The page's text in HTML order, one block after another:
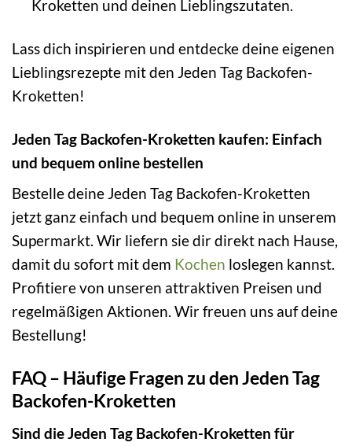
Kroketten und deinen Lieblingszutaten.
Lass dich inspirieren und entdecke deine eigenen
Lieblingsrezepte mit den Jeden Tag Backofen-
Kroketten!
Jeden Tag Backofen-Kroketten kaufen: Einfach
und bequem online bestellen
Bestelle deine Jeden Tag Backofen-Kroketten
jetzt ganz einfach und bequem online in unserem
Supermarkt. Wir liefern sie dir direkt nach Hause,
damit du sofort mit dem Kochen loslegen kannst.
Profitiere von unseren attraktiven Preisen und
regelmäßigen Aktionen. Wir freuen uns auf deine
Bestellung!
FAQ – Häufige Fragen zu den Jeden Tag
Backofen-Kroketten
Sind die Jeden Tag Backofen-Kroketten für